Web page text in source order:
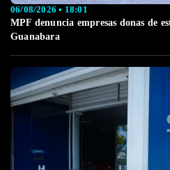
06/08/2026 • 18:01
MPF denuncia empresas donas de
Guanabara